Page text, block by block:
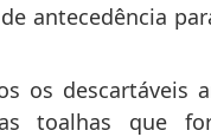
antecedência
os descartáveis
toalhas que